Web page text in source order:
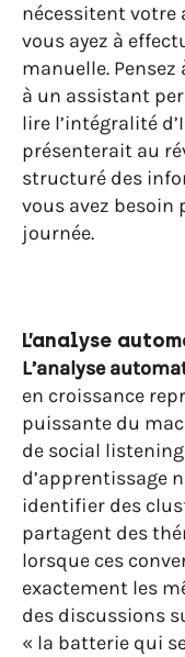
nécessitent
vous ayez à
manuelle.
à un assistant
lire l’intégralité
présenterait au
structuré des
vous avez besoin
journée.
L’analyse
L’analyse
en croissance
puissante du
de social
d’apprentissage
identifier des
partagent des
lorsque ces
exactement les
des discussions
« la batterie qui